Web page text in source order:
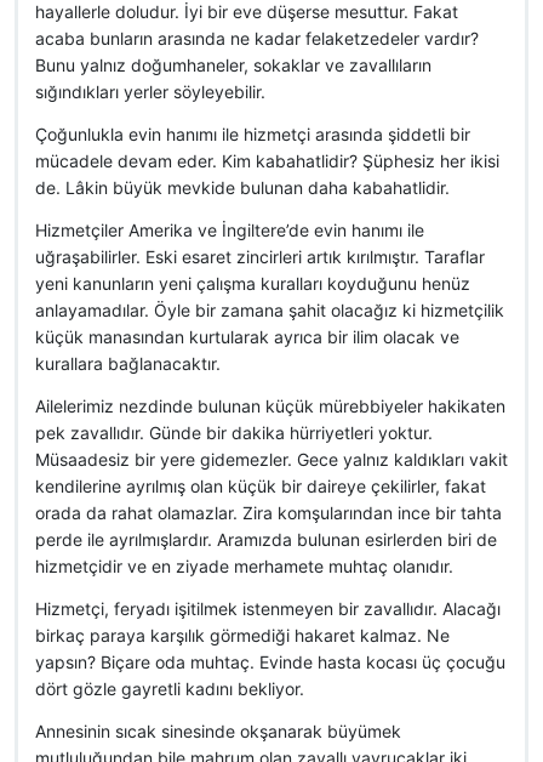
hayallerle doludur. İyi bir eve düşerse mesuttur. Fakat
acaba bunların arasında ne kadar felaketzedeler vardır?
Bunu yalnız doğumhaneler, sokaklar ve zavallıların
sığındıkları yerler söyleyebilir.
Çoğunlukla evin hanımı ile hizmetçi arasında şiddetli bir
mücadele devam eder. Kim kabahatlidir? Şüphesiz her ikisi
de. Lâkin büyük mevkide bulunan daha kabahatlidir.
Hizmetçiler Amerika ve İngiltere’de evin hanımı ile
uğraşabilirler. Eski esaret zincirleri artık kırılmıştır. Taraflar
yeni kanunların yeni çalışma kuralları koyduğunu henüz
anlayamadılar. Öyle bir zamana şahit olacağız ki hizmetçilik
küçük manasından kurtularak ayrıca bir ilim olacak ve
kurallara bağlanacaktır.
Ailelerimiz nezdinde bulunan küçük mürebbiyeler hakikaten
pek zavallıdır. Günde bir dakika hürriyetleri yoktur.
Müsaadesiz bir yere gidemezler. Gece yalnız kaldıkları vakit
kendilerine ayrılmış olan küçük bir daireye çekilirler, fakat
orada da rahat olamazlar. Zira komşularından ince bir tahta
perde ile ayrılmışlardır. Aramızda bulunan esirlerden biri de
hizmetçidir ve en ziyade merhamete muhtaç olanıdır.
Hizmetçi, feryadı işitilmek istenmeyen bir zavallıdır. Alacağı
birkaç paraya karşılık görmediği hakaret kalmaz. Ne
yapsın? Biçare oda muhtaç. Evinde hasta kocası üç çocuğu
dört gözle gayretli kadını bekliyor.
Annesinin sıcak sinesinde okşanarak büyümek
mutluluğundan bile mahrum olan zavallı yavrucaklar iki